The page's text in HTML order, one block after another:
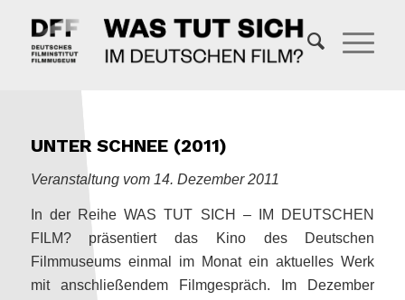
UNTER SCHNEE (2011)
Veranstaltung vom 14. Dezember 2011
In der Reihe WAS TUT SICH – IM DEUTSCHEN
FILM? präsentiert das Kino des Deutschen
Filmmuseums einmal im Monat ein aktuelles Werk
mit anschließendem Filmgespräch. Im Dezember